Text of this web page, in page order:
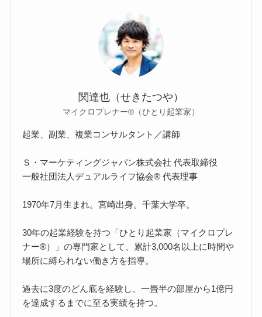
関達也（せきたつや）
マイクロプレナー®（ひとり起業家）
起業、副業、複業コンサルタント／講師
Ｓ・マーケティングジャパン株式会社 代表取締役
一般社団法人デュアルライフ協会® 代表理事
1970年7月生まれ。宮崎出身。千葉大学卒。
30年の起業経験を持つ「ひとり起業家（マイクロプレ
ナー®）」の専門家として、累計3,000名以上に時間や
場所に縛られない働き方を指導。
過去に3度のどん底を経験し、一畳半の部屋から1億円
を達成するまでに至る実績を持つ。